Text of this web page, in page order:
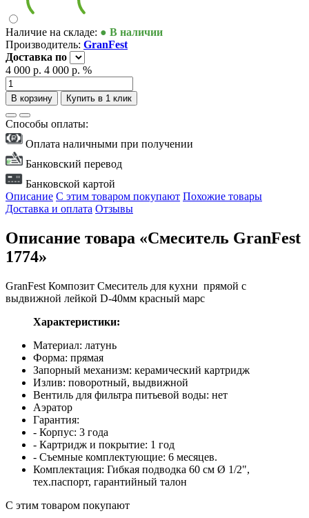
Наличие на складе: ● В наличии
Производитель: GranFest
Доставка по
4 000 р. 4 000 р. %
В корзину Купить в 1 клик
Способы оплаты:
Оплата наличными при получении
Банковский перевод
Банковской картой
Описание С этим товаром покупают Похожие товары
Доставка и оплата Отзывы
Описание товара «Смеситель GranFest
1774»
GranFest Композит Смеситель для кухни прямой с
выдвижной лейкой D-40мм красный марс
Характеристики:
Материал: латунь
Форма: прямая
Запорный механизм: керамический картридж
Излив: поворотный, выдвижной
Вентиль для фильтра питьевой воды: нет
Аэратор
Гарантия:
- Корпус: 3 года
- Картридж и покрытие: 1 год
- Съемные комплектующие: 6 месяцев.
Комплектация: Гибкая подводка 60 см Ø 1/2",
тех.паспорт, гарантийный талон
С этим товаром покупают